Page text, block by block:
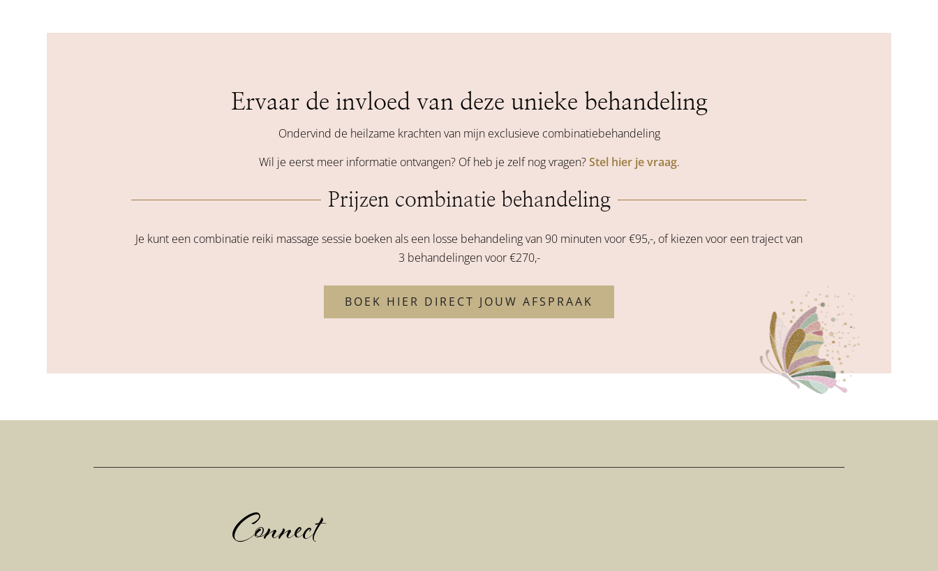
Ervaar de invloed van deze unieke behandeling
Ondervind de heilzame krachten van mijn exclusieve combinatiebehandeling
Wil je eerst meer informatie ontvangen? Of heb je zelf nog vragen?Stel hier je vraag.
Prijzen combinatie behandeling
Je kunt een combinatie reiki massage sessie boeken als een losse behandeling van 90 minuten voor €95,-, of kiezen voor een traject van
3 behandelingen voor €270,-
BOEK HIER DIRECT JOUW AFSPRAAK
Connect